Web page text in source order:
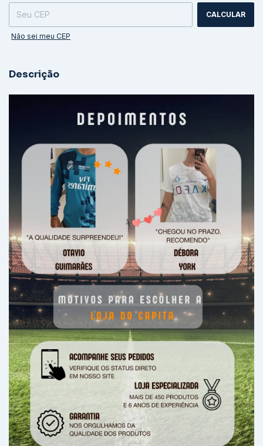
CALCULAR
Não sei meu CEP
Descrição